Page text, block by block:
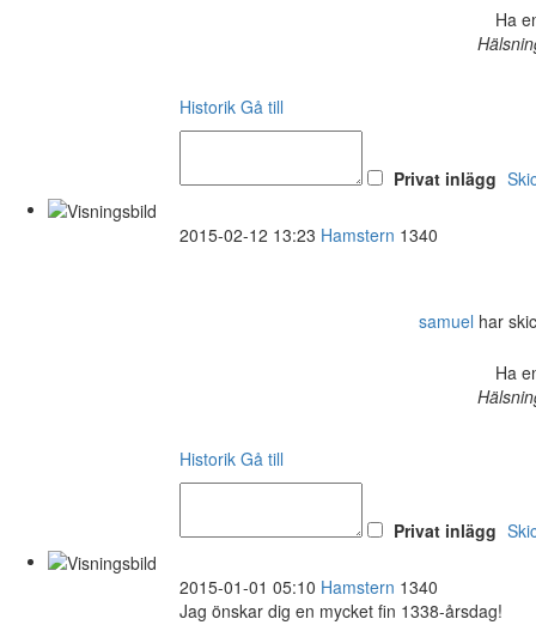
Ha
Historik Gå till
Privat inlägg
2015-02-12 13:23 Hamstern 1340
samuel har
Ha
Historik Gå till
Privat inlägg
2015-01-01 05:10 Hamstern 1340
Jag önskar dig en mycket fin 1338-årsdag!